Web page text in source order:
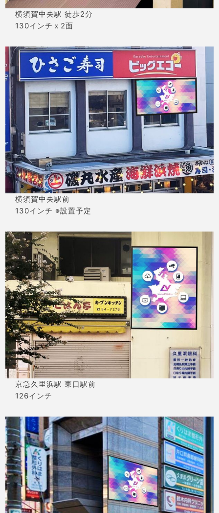
横須賀中央駅 徒歩2分
130インチｘ2面
横須賀中央駅前
130インチ ※設置予定
京急久里浜駅 東口駅前
126インチ